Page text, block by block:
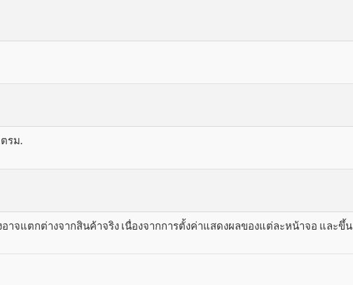
รม.
าจแตกต่างจากสินค้าจริง เนื่องจากการตั้งค่าแสดงผลของแต่ละหน้าจอ และขึ้